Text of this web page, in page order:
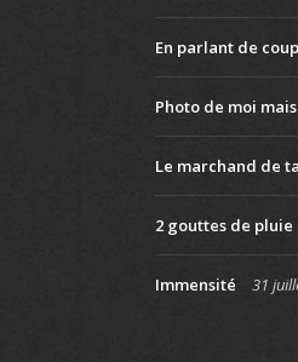
En parlant de
Photo de moi
Le marchand de
2 gouttes de pluie
Immensité 31